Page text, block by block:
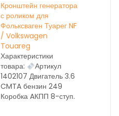
Кронштейн генератора
с роликом для
Фольксваген Туарег NF
/ Volkswagen
Touareg
Характеристики
товара:
Артикул
1402107 Двигатель 3.6
CMTA бензин 249
Коробка AКПП 8-ступ.